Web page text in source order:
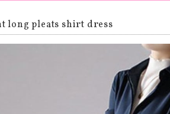
long pleats shirt dress